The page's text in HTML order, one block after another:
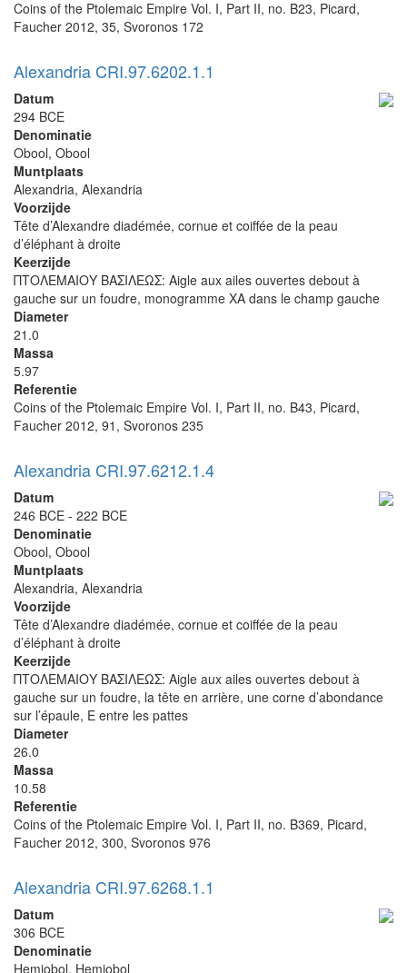
Coins of the Ptolemaic Empire Vol. I, Part II, no. B23, Picard,
Faucher 2012, 35, Svoronos 172
Alexandria CRI.97.6202.1.1
Datum
294 BCE
Denominatie
Obool, Obool
Muntplaats
Alexandria, Alexandria
Voorzijde
Tête d’Alexandre diadémée, cornue et coiffée de la peau
d’éléphant à droite
Keerzijde
ΠΤΟΛΕΜΑΙΟΥ ΒΑΣΙΛΕΩΣ: Aigle aux ailes ouvertes debout à
gauche sur un foudre, monogramme XA dans le champ gauche
Diameter
21.0
Massa
5.97
Referentie
Coins of the Ptolemaic Empire Vol. I, Part II, no. B43, Picard,
Faucher 2012, 91, Svoronos 235
Alexandria CRI.97.6212.1.4
Datum
246 BCE - 222 BCE
Denominatie
Obool, Obool
Muntplaats
Alexandria, Alexandria
Voorzijde
Tête d’Alexandre diadémée, cornue et coiffée de la peau
d’éléphant à droite
Keerzijde
ΠΤΟΛΕΜΑΙΟΥ ΒΑΣΙΛΕΩΣ: Aigle aux ailes ouvertes debout à
gauche sur un foudre, la tête en arrière, une corne d’abondance
sur l’épaule, E entre les pattes
Diameter
26.0
Massa
10.58
Referentie
Coins of the Ptolemaic Empire Vol. I, Part II, no. B369, Picard,
Faucher 2012, 300, Svoronos 976
Alexandria CRI.97.6268.1.1
Datum
306 BCE
Denominatie
Hemiobol, Hemiobol